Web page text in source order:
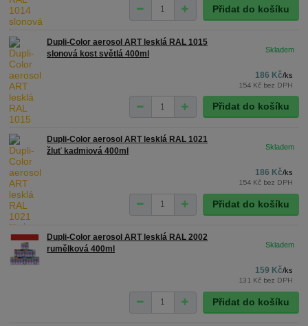
Přidat do košíku
Dupli-Color aerosol ART lesklá RAL 1015
slonová kost světlá 400ml
186 Kč/ks
154 Kč bez DPH
Přidat do košíku
Dupli-Color aerosol ART lesklá RAL 1021
žluť kadmiová 400ml
186 Kč/ks
154 Kč bez DPH
Přidat do košíku
Dupli-Color aerosol ART lesklá RAL 2002
rumělková 400ml
159 Kč/ks
131 Kč bez DPH
Přidat do košíku